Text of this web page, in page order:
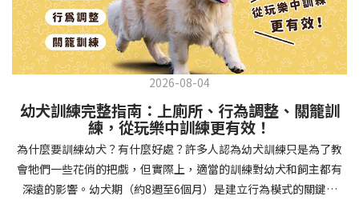
2026-08-04
幼犬訓練完整指南：上廁所、行為調整、關籠訓
練，從玩樂中訓練更有效！
為什麼要訓練幼犬？有什麼好處？許多人認為幼犬訓練只是為了教
會牠們一些花俏的把戲，但實際上，適當的訓練對幼犬和飼主都有
深遠的影響。幼犬期（約8週至6個月）是建立行為模式的關鍵時